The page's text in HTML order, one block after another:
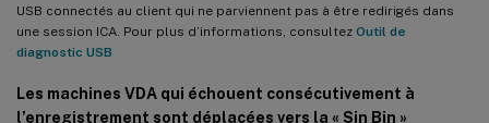
USB connectés au client qui ne parviennent pas à être redirigés dans
une session ICA. Pour plus d’informations, consultez Outil de
diagnostic USB
Les machines VDA qui échouent consécutivement à
l’enregistrement sont déplacées vers la « Sin Bin »